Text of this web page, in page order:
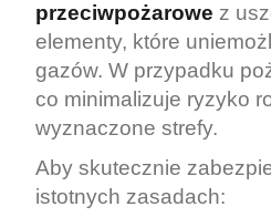
przeciwpożarowe z
elementy, które
gazów. W przypadku
co minimalizuje ryzyko
wyznaczone strefy.
Aby skutecznie
istotnych zasadach: